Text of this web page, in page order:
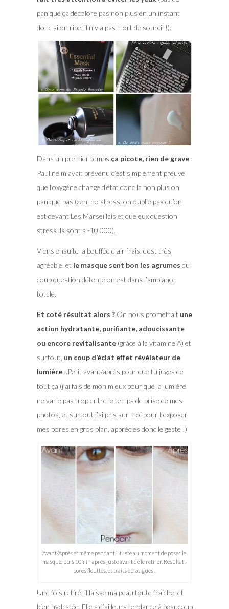
panique ça décolore pas non plus en un instant
donc si on ripe, il n’y a pas mort de sourcil !).
Dans un premier temps ça picote, rien de grave,
Pauline m’avait prévenu c’est simplement preuve
que l’oxygène change d’état donc la non plus on
panique pas (zen, no stress, on oublie pas qu’on
est devant Les Marseillais et que eux question
stress ils sont à -10 000).
Viens ensuite la bouffée d’air frais, c’est très
agréable, et le masque sent bon les agrumes du
coup question détente on est dans l’ambiance
totale.
Et coté résultat alors ? On nous promettait une
action hydratante, purifiante, adoucissante
ou encore revitalisante(grâce à la vitamine A) et
surtout, un coup d’éclat effet révélateur de
lumière…Petit avant/après pour que tu juges de
tout ça (j’ai fais de mon mieux pour que la lumière
ne varie pas trop entre le temps de prise de mes
photos, et surtout j’ai pris sur moi pour t’exposer
mes pores en gros plan, apprécies donc le geste !)
Avant/Après et même pendant ! Juste au moment de poser le
masque, puis 10min après juste avant de le retirer. Résultat :
pores flouttés, et traits défatigués !
Une fois retiré, il laisse ma peau toute fraiche, et
bien hydratée. Elle a d’ailleurs tendance à beaucoup